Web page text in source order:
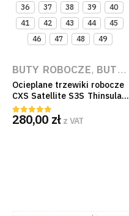
36 37 38 39
40
41
42 43 44
45
46
47 48 49
BUTY ROBOCZE, BUTY ROBOCZE DAMSKIE
Ocieplane trzewiki robocze
CXS Satellite S3S Thinsulate
z kompozytowym
podnoskiem i podeszwą
PU/PU
5.00out of 5
280,00 zł z VAT